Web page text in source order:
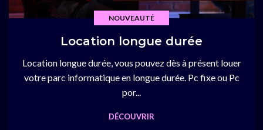
NOUVEAUTÉ
Location longue durée
Location longue durée, vous pouvez dès à présent louer
votre parc informatique en longue durée. Pc fixe ou Pc
por...
DÉCOUVRIR